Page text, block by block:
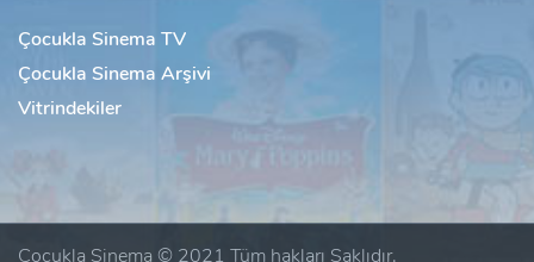
Çocukla Sinema TV
Çocukla Sinema Arşivi
Vitrindekiler
Çocukla Sinema © 2021 Tüm hakları Saklıdır.